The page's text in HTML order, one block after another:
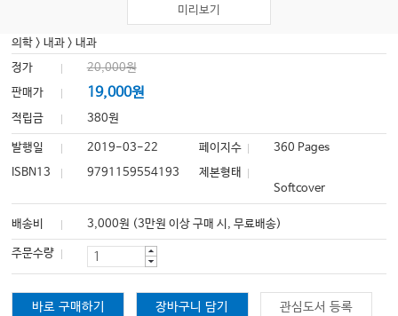
미리보기
의학 >내과 >내과
정가
20,000원
판매가
19,000원
적립금 380원
발행일 2019-03-22 페이지수
360 Pages
ISBN13
9791159554193
제본형태
Softcover
배송비 3,000원 (3만원 이상 구매 시, 무료배송)
주문수량
바로 구매하기 장바구니 담기 관심도서 등록